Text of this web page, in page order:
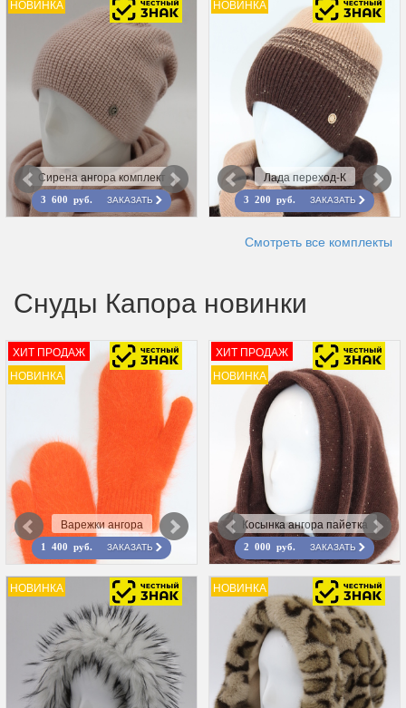
НОВИНКА
Сирена ангора комплект
3 600 руб. ЗАКАЗАТЬ
НОВИНКА
Лада переход-К
3 200 руб. ЗАКАЗАТЬ
Смотреть все комплекты
Снуды Капора новинки
ХИТ ПРОДАЖ
НОВИНКА
Варежки ангора
1 400 руб. ЗАКАЗАТЬ
ХИТ ПРОДАЖ
НОВИНКА
Косынка ангора пайетка
2 000 руб. ЗАКАЗАТЬ
НОВИНКА НОВИНКА